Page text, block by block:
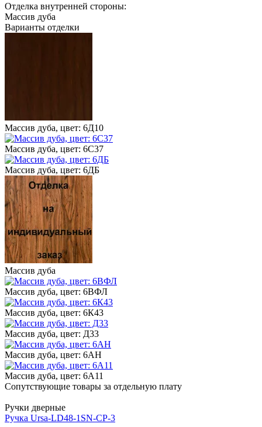
Отделка внутренней стороны:
Массив дуба
Варианты отделки
Массив дуба, цвет: 6Д10
Массив дуба, цвет: 6С37
Массив дуба, цвет: 6ДБ
Массив дуба
Массив дуба, цвет: 6ВФЛ
Массив дуба, цвет: 6К43
Массив дуба, цвет: Д33
Массив дуба, цвет: 6АН
Массив дуба, цвет: 6А11
Сопутствующие товары за отдельную плату
Ручки дверные
Ручка Ursa-LD48-1SN-CP-3